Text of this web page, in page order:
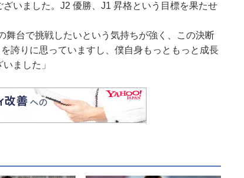
いました。J2 優勝、J1 昇格という目標を果たせ
台で挑戦したいという気持ちが強く、この決断
誇りに思っていますし、僕自身もっともっと成長
ました」